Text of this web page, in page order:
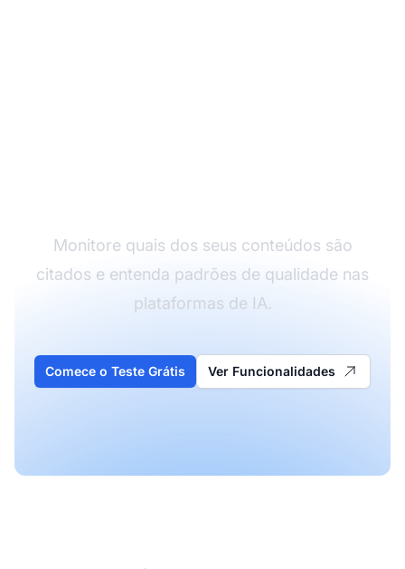
Monitore quais dos seus conteúdos são
citados e entenda padrões de qualidade nas
plataformas de IA.
Comece o Teste Grátis Ver Funcionalidades